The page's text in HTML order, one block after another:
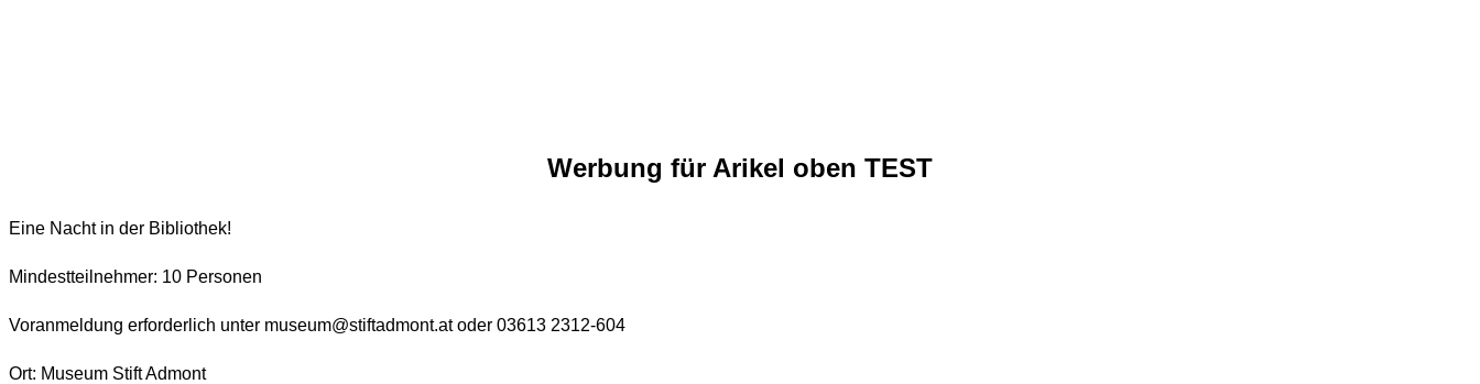
Werbung für Arikel oben TEST
Eine Nacht in der Bibliothek!
Mindestteilnehmer: 10 Personen
Voranmeldung erforderlich unter museum@stiftadmont.at oder 03613 2312-604
Ort: Museum Stift Admont